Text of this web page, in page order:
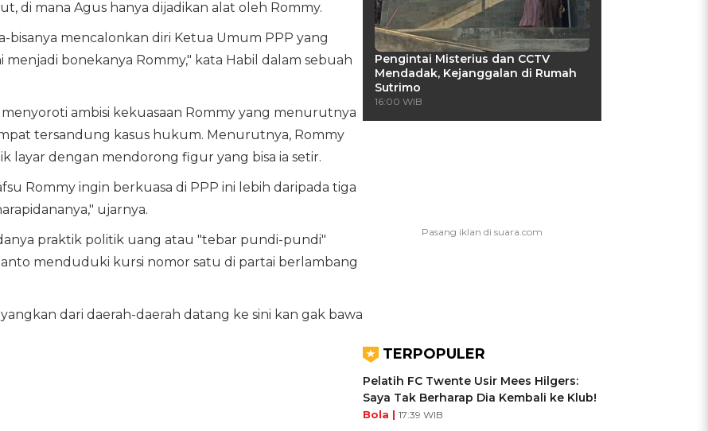
di mana Agus hanya dijadikan alat oleh Rommy.
bisanya mencalonkan diri Ketua Umum PPP yang
menjadi bonekanya Rommy," kata Habil dalam sebuah
ambisi kekuasaan Rommy yang menurutnya
tersandung kasus hukum. Menurutnya, Rommy
layar dengan mendorong figur yang bisa ia setir.
Rommy ingin berkuasa di PPP ini lebih daripada tiga
ujarnya.
praktik politik uang atau "tebar pundi-pundi"
menduduki kursi nomor satu di partai berlambang
dari daerah-daerah datang ke sini kan gak bawa
Pengintai Misterius dan CCTV
Mendadak, Kejanggalan di Rumah
Sutrimo
16:00 WIB
TERPOPULER
Pelatih FC Twente Usir Mees Hilgers:
Saya Tak Berharap Dia Kembali ke Klub!
Bola | 17:39 WIB